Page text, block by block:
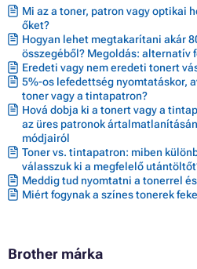
Mi az a toner, patron vagy optikai
őket?
Hogyan lehet megtakarítani akár
összegéből? Megoldás: alternatív
Eredeti vagy nem eredeti tonert
5%-os lefedettség nyomtatáskor,
toner vagy a tintapatron?
Hová dobja ki a tonert vagy a
az üres patronok
módjairól
Toner vs. tintapatron: miben
válasszuk ki a megfelelő
Meddig tud nyomtatni a tonerrel
Miért fogynak a színes tonerek
Brother márka